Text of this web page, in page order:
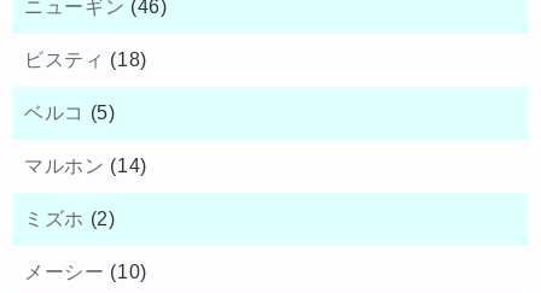
ニューギン (46)
ビスティ (18)
ベルコ (5)
マルホン (14)
ミズホ (2)
メーシー (10)